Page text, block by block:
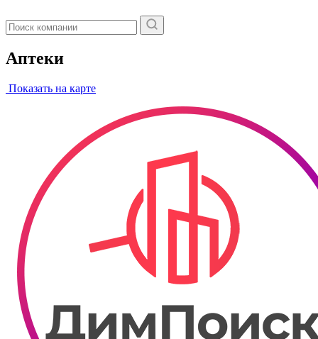
Аптеки
Показать на карте